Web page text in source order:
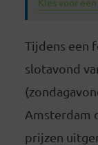
Tijdens een
slotavond
Amsterdam
prijzen